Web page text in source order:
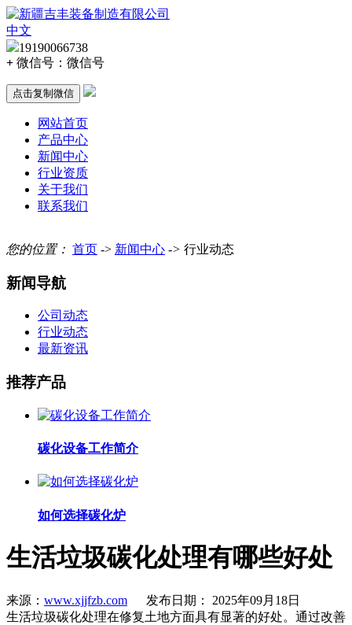
中文
19190066738
+ 微信号： 微信号
点击复制微信
网站首页
产品中心
新闻中心
行业资质
关于我们
联系我们
您的位置： 首页 -> 新闻中心 -> 行业动态
新闻导航
公司动态
行业动态
最新资讯
推荐产品
碳化设备工作简介
如何选择碳化炉
生活垃圾碳化处理有哪些好处
来源： www.xjjfzb.com 发布日期： 2025年09月18日
生活垃圾碳化处理在修复土地方面具有显著的好处。通过改善